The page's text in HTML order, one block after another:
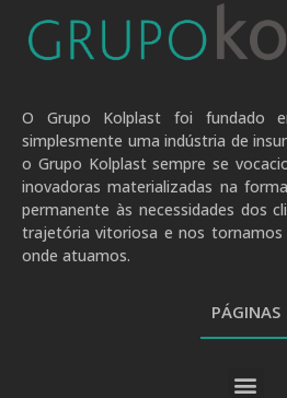
O Grupo Kolplast foi fundado
simplesmente uma indústria de
o Grupo Kolplast sempre se
inovadoras materializadas na
permanente às necessidades dos
trajetória vitoriosa e nos tornamos
onde atuamos.
PÁGINAS